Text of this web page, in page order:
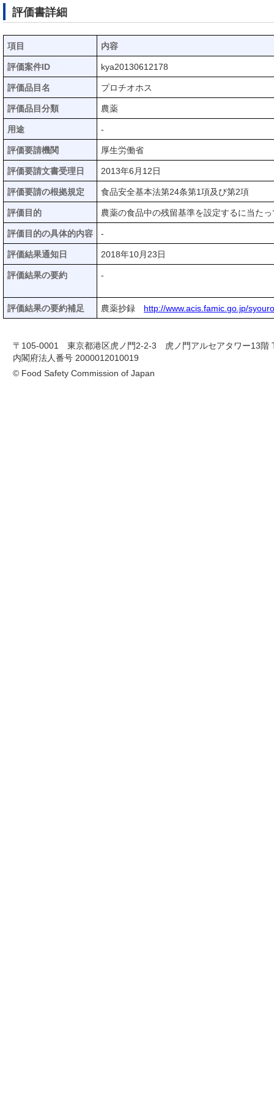
評価書詳細
項目 内容
評価案件ID kya20130612178
評価品目名 プロチオホス
評価品目分類 農薬
用途 -
評価要請機関 厚生労働省
評価要請文書受理日 2013年6月12日
評価要請の根拠規定 食品安全基本法第24条第1項及び第2項
評価目的 農薬の食品中の残留基準を設定するに当た
評価目的の具体的内容 -
評価結果通知日 2018年10月23日
評価結果の要約 -
評価結果の要約補足 農薬抄録 http://www.acis.famic.go.jp/
〒105-0001 東京都港区虎ノ門2-2-3 虎ノ門アルセアタワー13階
内閣府法人番号 2000012010019
© Food Safety Commission of Japan